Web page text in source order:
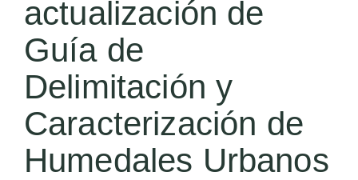
actualización de
Guía de
Delimitación y
Caracterización de
Humedales Urbanos